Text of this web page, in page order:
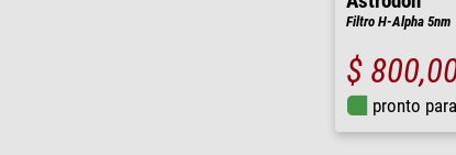
Filtro H-Alpha 5nm
$
pronto